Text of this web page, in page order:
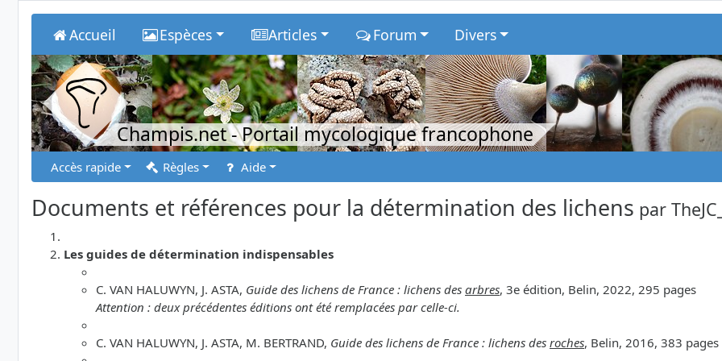
Accueil Espèces Articles Forum Divers
Champis.net- Portail mycologique francophone
Accès rapide Règles Aide
Documents et références pour la détermination des lichens par TheJC_
Les guides de détermination indispensables
C. VAN HALUWYN, J. ASTA, Guide des lichens de France : lichens des arbres, 3e édition, Belin, 2022, 295 pages
Attention : deux précédentes éditions ont été remplacées par celle-ci.
C. VAN HALUWYN, J. ASTA, M. BERTRAND, Guide des lichens de France : lichens des roches, Belin, 2016, 383 pages